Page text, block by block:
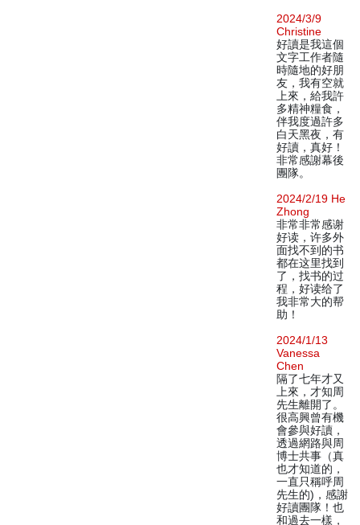
2024/3/9
Christine
好讀是我這個
文字工作者隨
時隨地的好朋
友，我有空就
上來，給我許
多精神糧食，
伴我度過許多
白天黑夜，有
好讀，真好！
非常感謝幕後
團隊。
2024/2/19 He
Zhong
非常非常感谢
好读，许多外
面找不到的书
都在这里找到
了，找书的过
程，好读给了
我非常大的帮
助！
2024/1/13
Vanessa
Chen
隔了七年才又
上來，才知周
先生離開了。
很高興曾有機
會參與好讀，
透過網路與周
博士共事（真
也才知道的，
一直只稱呼周
先生的)，感謝
好讀團隊！也
和過去一樣，